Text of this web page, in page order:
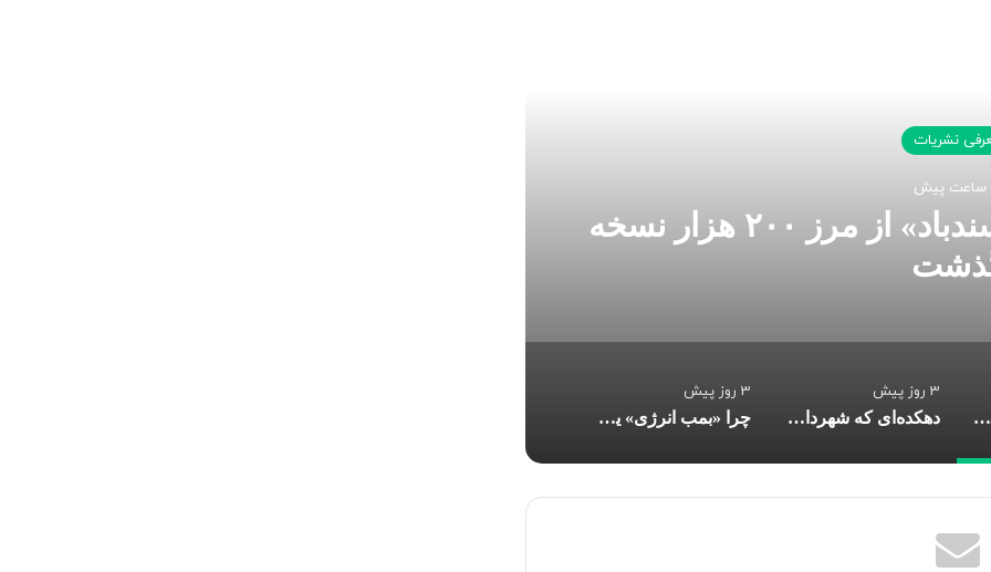
نشریات
چاپ چهل‌ونهم «تن‌تن و سندباد» از مرز ۲۰۰ هزار نسخه
چاپ چهل‌ونهم «تن‌تن و سندباد» از مرز ۲۰۰ هزار نسخه گذشت
3 روز پیش
دهکده‌ای که شهردارش عباس بن علی(ع) است
3 روز پیش
چرا «بمب انرژی» یک زندگی‌نامه معمولی نیست؟